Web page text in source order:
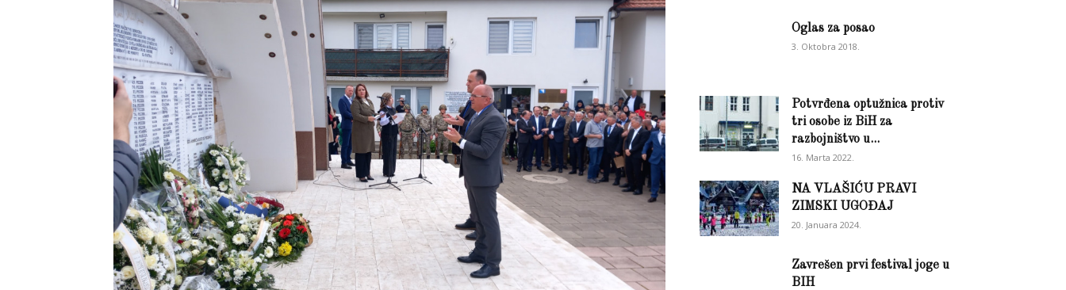
Oglas za posao
3. Oktobra 2018.
Potvrđena optužnica protiv
tri osobe iz BiH za
razbojništvo u...
16. Marta 2022.
NA VLAŠIĆU PRAVI
ZIMSKI UGOĐAJ
20. Januara 2024.
Zavrešen prvi festival joge u
BIH